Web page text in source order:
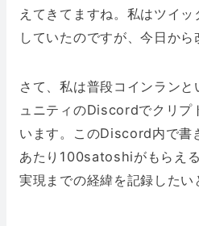
えてきてますね。私はツイ
していたのですが、今日から
さて、私は普段コインランと
ュニティのDiscordでクリプ
います。このDiscord内で書
あたり100satoshiがもらえる
実現までの経緯を記録したい